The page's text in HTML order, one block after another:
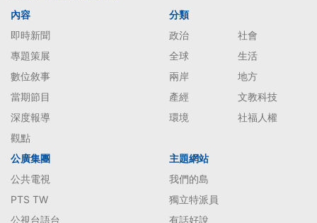
內容
即時新聞
專題策展
數位敘事
當期節目
深度報導
觀點
分類
政治
社會
全球
生活
兩岸
地方
產經
文教科技
環境
社福人權
公廣集團
公共電視
PTS TW
公視台語台
主題網站
我們的島
獨立特派員
有話好說